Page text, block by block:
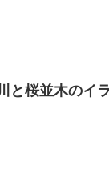
と桜並木のイ